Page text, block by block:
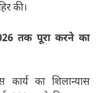
की।
तक पूरा करने का
कार्य का शिलान्यास